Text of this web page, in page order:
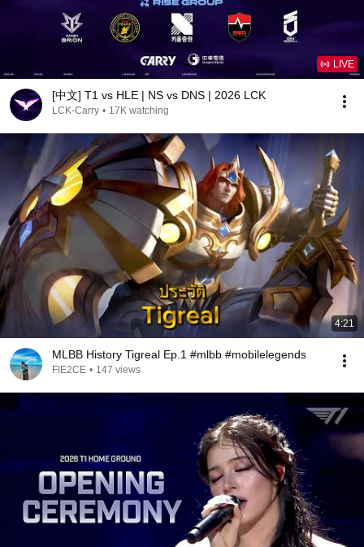
LIVE
[中文] T1 vs HLE | NS vs DNS | 2026 LCK
LCK-Carry • 17K watching
4:21
MLBB History Tigreal Ep.1 #mlbb #mobilelegends
FIE2CE • 147 views